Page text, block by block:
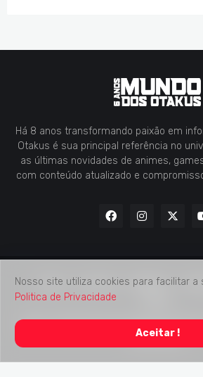
Há 8 anos transformando paixão em
Otakus é sua principal referência no
as últimas novidades de animes,
com conteúdo atualizado e
Reservados
Home Contato Midia Kit
Nosso site utiliza cookies para facilitar a
Politica de Privacidade
Aceitar !